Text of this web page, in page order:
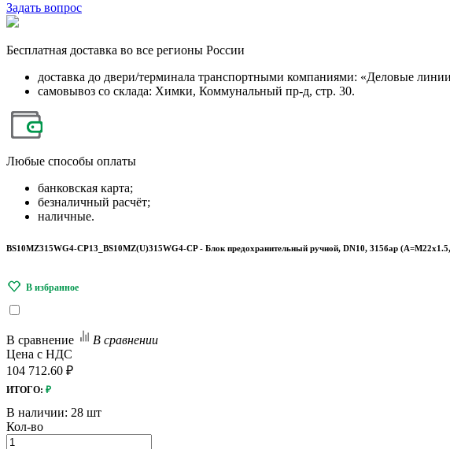
Задать вопрос
Бесплатная доставка во все регионы России
доставка до двери/терминала транспортными компаниями: «Деловые
самовывоз со склада: Химки, Коммунальный пр-д, стр. 30.
Любые способы оплаты
банковская карта;
безналичный расчёт;
наличные.
BS10MZ315WG4-CP13_BS10MZ(U)315WG4-CP - Блок предохранительный ручной, DN10, 315бар
В сравнение
В сравнении
Цена с НДС
104 712.60 ₽
ИТОГО: ₽
В наличии: 28 шт
Кол-во